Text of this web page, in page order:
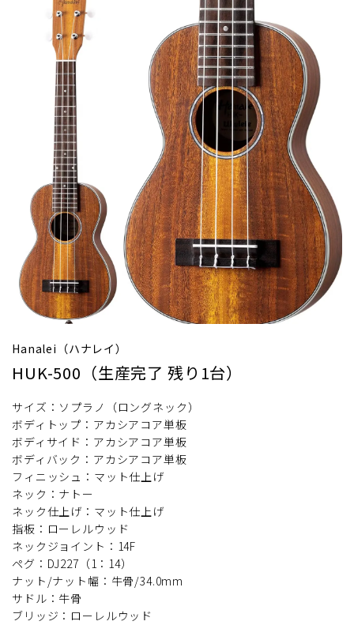
Hanalei（ハナレイ）
HUK-500（生産完了 残り1台）
サイズ：ソプラノ（ロングネック）
ボディトップ：アカシアコア単板
ボディサイド：アカシアコア単板
ボディバック：アカシアコア単板
フィニッシュ：マット仕上げ
ネック：ナトー
ネック仕上げ：マット仕上げ
指板：ローレルウッド
ネックジョイント：14F
ペグ：DJ227（1：14）
ナット/ナット幅：牛骨/34.0mm
サドル：牛骨
ブリッジ：ローレルウッド